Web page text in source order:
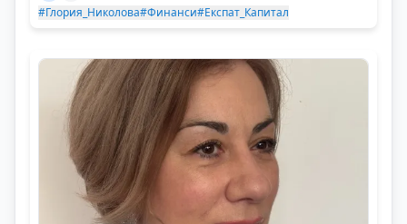
#Глория_Николова#Финанси#Експат_Капитал